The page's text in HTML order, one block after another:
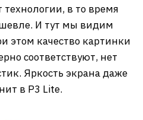
технологии, в то время
И тут мы видим
этом качество картинки
соответствуют, нет
Яркость экрана даже
в P3 Lite.